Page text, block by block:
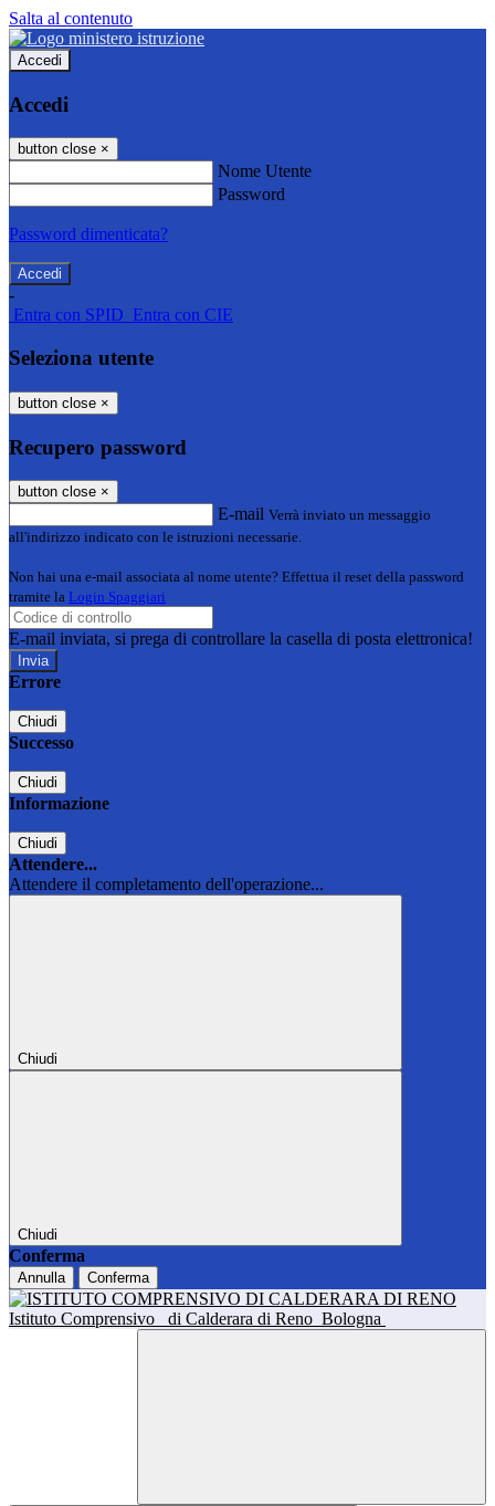
Salta al contenuto
Accedi
Accedi
button close ×
Nome Utente
Password
Password dimenticata?
-
Entra con SPID Entra con CIE
Seleziona utente
button close ×
Recupero password
button close ×
E-mail Verrà inviato un messaggio
all'indirizzo indicato con le istruzioni necessarie.
Non hai una e-mail associata al nome utente? Effettua il reset della password
tramite la Login Spaggiari
E-mail inviata, si prega di controllare la casella di posta elettronica!
Errore
Chiudi
Successo
Chiudi
Informazione
Chiudi
Attendere...
Attendere il completamento dell'operazione...
Chiudi
Chiudi
Conferma
Annulla Conferma
Istituto Comprensivo di Calderara di Reno Bologna